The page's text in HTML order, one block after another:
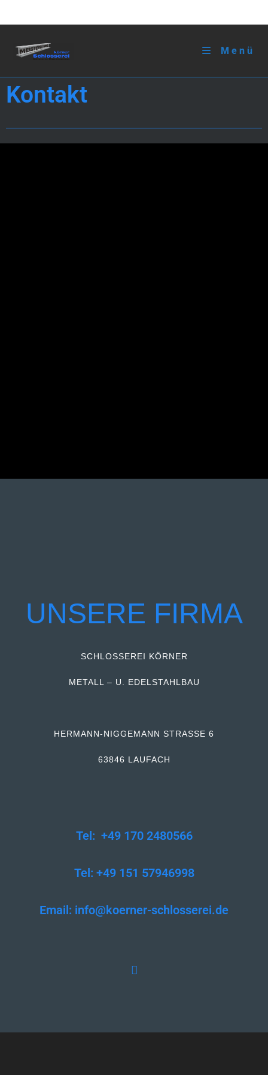
Menü
Kontakt
UNSERE FIRMA
SCHLOSSEREI KÖRNER
METALL – U. EDELSTAHLBAU
HERMANN-NIGGEMANN STRASSE 6
63846 LAUFACH
Tel: +49 170 2480566
Tel: +49 151 57946998
Email: info@koerner-schlosserei.de